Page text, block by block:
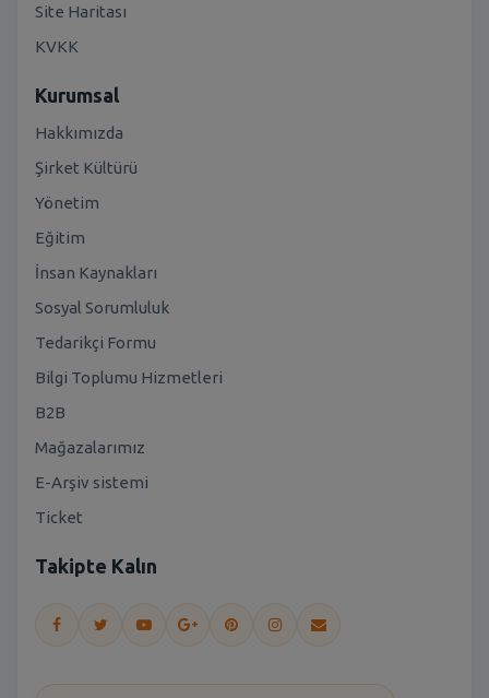
Site Haritası
KVKK
Kurumsal
Hakkımızda
Şirket Kültürü
Yönetim
Eğitim
İnsan Kaynakları
Sosyal Sorumluluk
Tedarikçi Formu
Bilgi Toplumu Hizmetleri
B2B
Mağazalarımız
E-Arşiv sistemi
Ticket
Takipte Kalın